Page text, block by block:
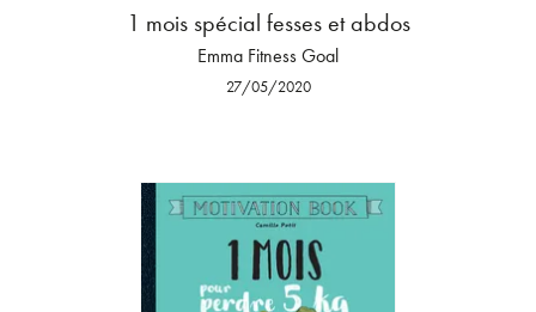
1 mois spécial fesses et abdos
Emma Fitness Goal
27/05/2020